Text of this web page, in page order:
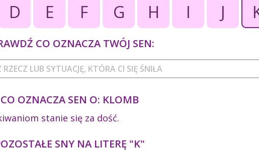
D E F G H I J
CO OZNACZA TWÓJ SEN:
CO OZNACZA SEN O: KLOMB
stanie się za dość.
SNY NA LITERĘ "K"